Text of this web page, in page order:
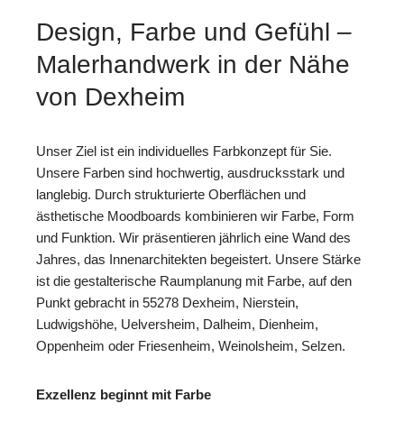
Design, Farbe und Gefühl –
Malerhandwerk in der Nähe
von Dexheim
Unser Ziel ist ein individuelles Farbkonzept für Sie.
Unsere Farben sind hochwertig, ausdrucksstark und
langlebig. Durch strukturierte Oberflächen und
ästhetische Moodboards kombinieren wir Farbe, Form
und Funktion. Wir präsentieren jährlich eine Wand des
Jahres, das Innenarchitekten begeistert. Unsere Stärke
ist die gestalterische Raumplanung mit Farbe, auf den
Punkt gebracht in 55278 Dexheim, Nierstein,
Ludwigshöhe, Uelversheim, Dalheim, Dienheim,
Oppenheim oder Friesenheim, Weinolsheim, Selzen.
Exzellenz beginnt mit Farbe